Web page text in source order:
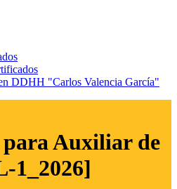
DDHH "Carlos Valencia García"
Auxiliar de
1_2026]